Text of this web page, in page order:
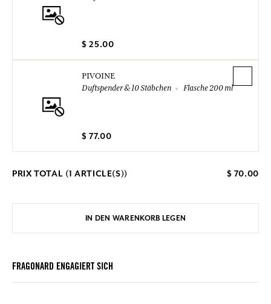
$ 25.00
PIVOINE
Duftspender & 10 Stäbchen
Flasche 200 ml
$ 77.00
PRIX TOTAL (1 ARTICLE(S)) $ 70.00
IN DEN WARENKORB LEGEN
FRAGONARD ENGAGIERT SICH